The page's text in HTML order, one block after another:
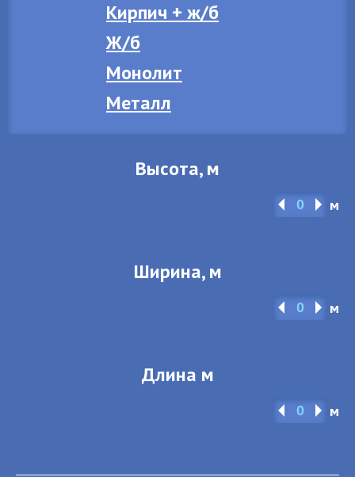
Кирпич + ж/б
Ж/б
Монолит
Металл
Высота, м
м
Ширина, м
м
Длина м
м